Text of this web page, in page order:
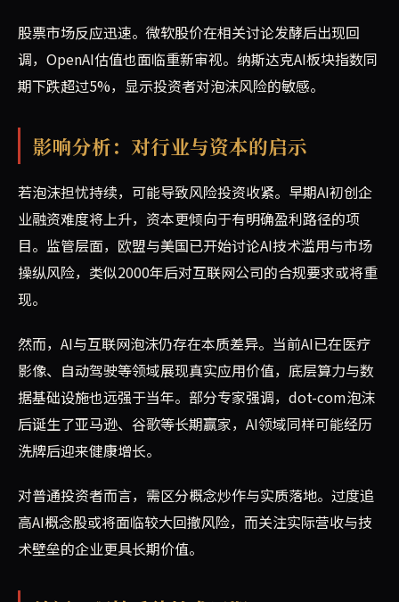
股票市场反应迅速。微软股价在相关讨论发酵后出现回
调，OpenAI估值也面临重新审视。纳斯达克AI板块指数同
期下跌超过5%，显示投资者对泡沫风险的敏感。
影响分析：对行业与资本的启示
若泡沫担忧持续，可能导致风险投资收紧。早期AI初创企
业融资难度将上升，资本更倾向于有明确盈利路径的项
目。监管层面，欧盟与美国已开始讨论AI技术滥用与市场
操纵风险，类似2000年后对互联网公司的合规要求或将重
现。
然而，AI与互联网泡沫仍存在本质差异。当前AI已在医疗
影像、自动驾驶等领域展现真实应用价值，底层算力与数
据基础设施也远强于当年。部分专家强调，dot-com泡沫
后诞生了亚马逊、谷歌等长期赢家，AI领域同样可能经历
洗牌后迎来健康增长。
对普通投资者而言，需区分概念炒作与实质落地。过度追
高AI概念股或将面临较大回撤风险，而关注实际营收与技
术壁垒的企业更具长期价值。